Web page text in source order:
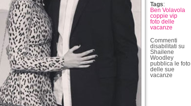
Tags:
Ben Volavola
coppie vip
foto delle
vacanze
Commenti
disabilitati su
Shailene
Woodley
pubblica le foto
delle sue
vacanze